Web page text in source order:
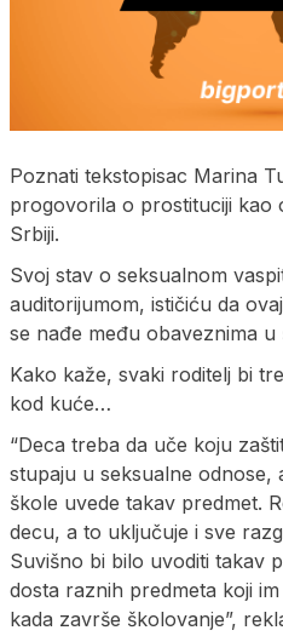
Poznati tekstopisac Marina
progovorila o prostituciji kao
Srbiji.
Svoj stav o seksualnom
auditorijumom, ističiću da
se nađe među obaveznima
Kako kaže, svaki roditelj bi
kod kuće…
“Deca treba da uče koju
stupaju u seksualne odnose,
škole uvede takav predmet.
decu, a to uključuje i sve
Suvišno bi bilo uvoditi takav
dosta raznih predmeta koji
kada završe školovanje”,